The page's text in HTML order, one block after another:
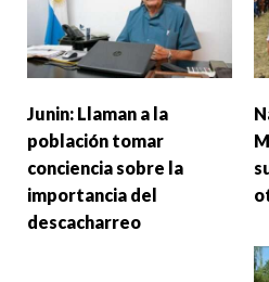
Junin: Llaman a la
población tomar
conciencia sobre la
importancia del
descacharreo